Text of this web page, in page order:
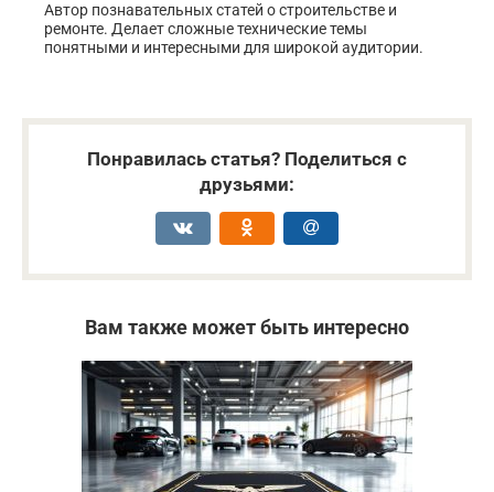
Автор познавательных статей о строительстве и
ремонте. Делает сложные технические темы
понятными и интересными для широкой аудитории.
Понравилась статья? Поделиться с
друзьями:
Вам также может быть интересно